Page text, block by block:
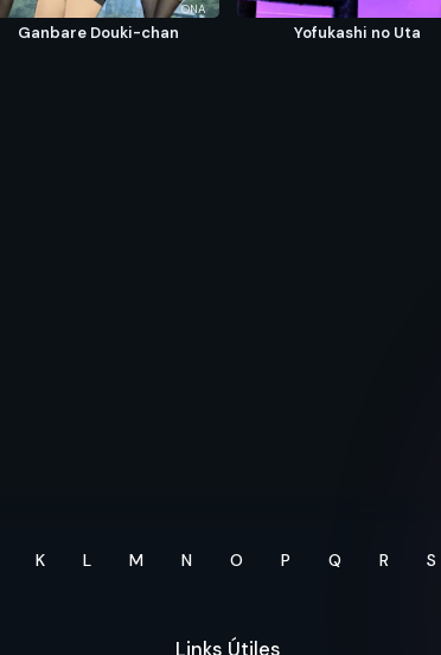
ONA
Ganbare Douki-chan Yofukashi no Uta
K L M N O P Q R S
Links Útiles